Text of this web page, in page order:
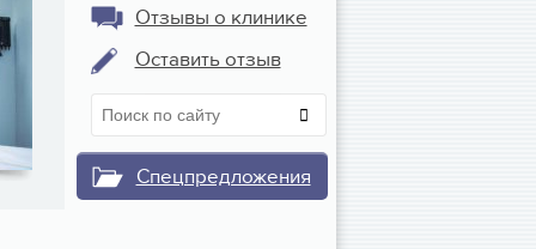
Отзывы о клинике
Оставить отзыв
Спецпредложения